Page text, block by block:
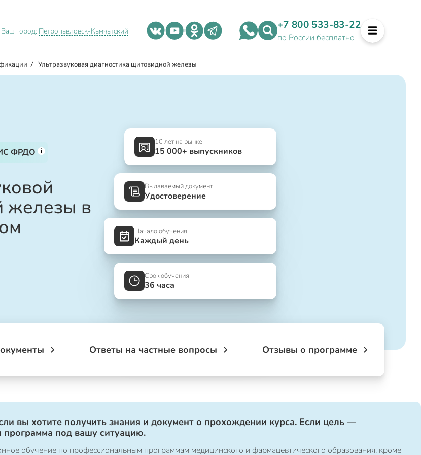
Ваш город: Петропавловск-Камчатский +7 800 533-83-22
по России бесплатно
/ Ультразвуковая диагностика щитовидной железы
ФРДО i
железы в
10 лет на рынке
15 000+ выпускников
Выдаваемый документ
Удостоверение
Начало обучения
Каждый день
Срок обучения
36 часа
Ответы на частные вопросы Отзывы о программе
вы хотите получить знания и документ о прохождении курса. Если цель —
программа под вашу ситуацию.
обучение по профессиональным программам медицинского и фармацевтического образования, кроме